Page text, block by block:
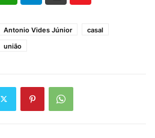
Antonio Vides Júnior
casal
união